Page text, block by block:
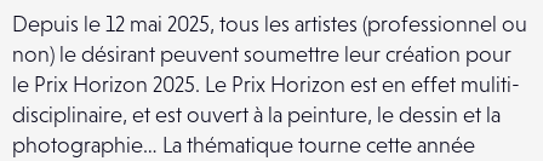
Depuis le 12 mai 2025, tous les artistes (professionnel ou
non) le désirant peuvent soumettre leur création pour
le Prix Horizon 2025. Le Prix Horizon est en effet muliti-
disciplinaire, et est ouvert à la peinture, le dessin et la
photographie… La thématique tourne cette année